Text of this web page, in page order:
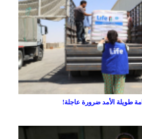
طويلة الأمد ضرورة عاجلة!